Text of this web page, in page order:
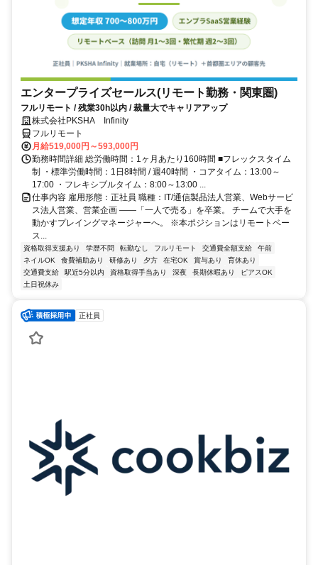
エンタープライズセールス(リモート勤務・関東圏)
フルリモート / 残業30h以内 / 裁量大でキャリアアップ
株式会社PKSHA Infinity
フルリモート
月給519,000円～593,000円
勤務時間詳細 総労働時間：1ヶ月あたり160時間 ■フレックスタイム
制 ・標準労働時間：1日8時間 / 週40時間 ・コアタイム：13:00～
17:00 ・フレキシブルタイム：8:00～13:00 ...
仕事内容 雇用形態：正社員 職種：IT/通信製品法人営業、Webサービ
ス法人営業、営業企画 ――「一人で売る」を卒業。 チームで大手を
動かすプレイングマネージャーへ。 ※本ポジションはリモートベー
ス...
資格取得支援あり 学歴不問 転勤なし フルリモート 交通費全額支給
午前
ネイルOK
食費補助あり 研修あり 夕方 在宅OK 賞与あり
育休あり
交通費支給
駅近5分以内 資格取得手当あり 深夜 長期休暇あり
ピアスOK
土日祝休み
正社員